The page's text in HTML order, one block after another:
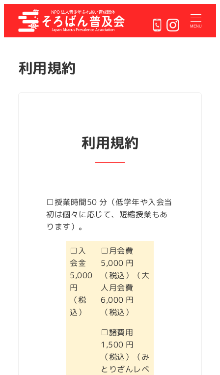
MENU
利用規約
利用規約
□授業時間50 分（低学年や入会当
初は個々に応じて、短縮授業もあ
ります）。
□入
会金
5,000
円
（税
込）
□月会費
5,000 円
（税込）（大
人月会費
6,000 円
（税込）
□諸費用
1,500 円
（税込）（み
とりざんレベ